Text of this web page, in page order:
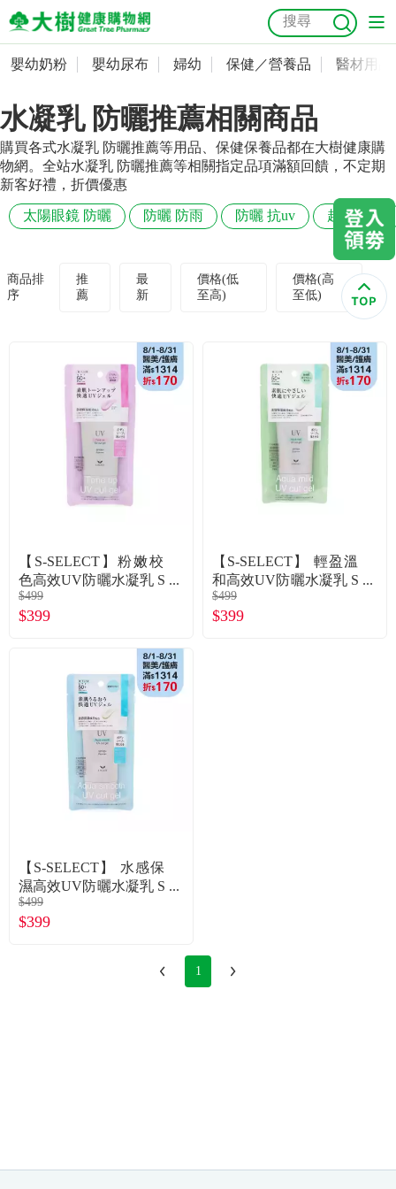
嬰幼奶粉
嬰幼尿布
婦幼
保健／營養品
食品／健康食補
優惠活動
關於我們
抗菌 尿布 大樹獨家 益生菌 魚油 幼兒米餅
奶瓶奶嘴
會員資料及密碼修改
常用收件人清單
訂單查詢
收藏清單
優惠券查詢
嬰幼奶粉 嬰幼尿布 婦幼 保健／營養品 醫材用品
水凝乳 防曬推薦相關商品
購買各式水凝乳 防曬推薦等用品、保健保養品都在大樹健康購
物網。全站水凝乳 防曬推薦等相關指定品項滿額回饋，不定期
新客好禮，折價優惠
太陽眼鏡 防曬 防曬 防雨 防曬 抗uv 超輕 防曬
商品排
序
推
薦
最
新
價格(低
至高)
價格(高
至低)
【S-SELECT】粉嫩校
色高效UV防曬水凝乳 S
PF50+ PA++++
$499
$399
【S-SELECT】 輕盈溫
和高效UV防曬水凝乳 S
PF50+ PA++++
$499
$399
【S-SELECT】 水感保
濕高效UV防曬水凝乳 S
PF50+ PA++++
$499
$399
1